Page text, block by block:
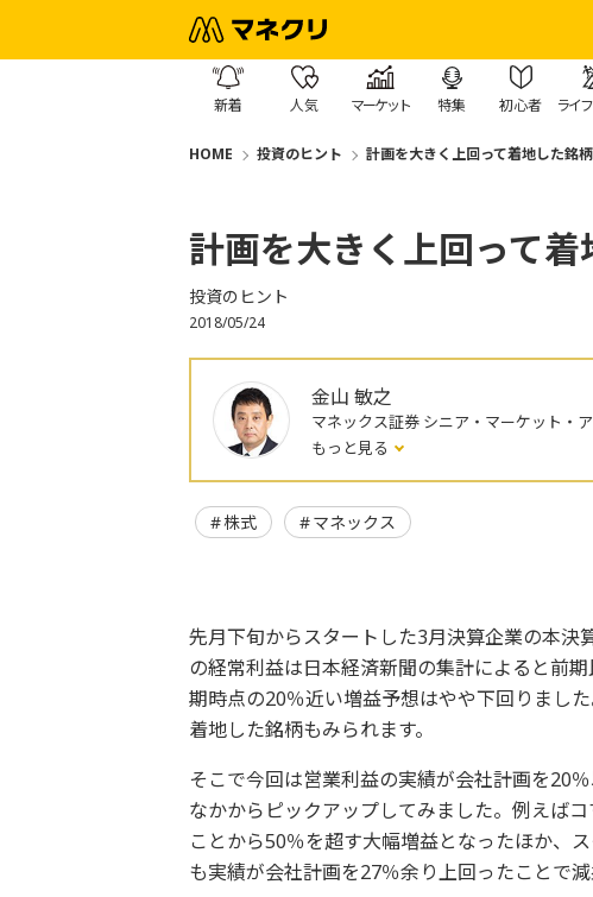
新着 人気 マーケット 特集 初心者 ライ
HOME 投資のヒント 計画を大きく上回って着地した銘
計画を大きく上回って
投資のヒント
2018/05/24
金山 敏之
マネックス証券 シニア・マーケット・
もっと見る
株式 マネックス
先月下旬からスタートした3月決算企業の本
の経常利益は日本経済新聞の集計によると前
期時点の20％近い増益予想はやや下回りまし
着地した銘柄もみられます。
そこで今回は営業利益の実績が会社計画を20
なかからピックアップしてみました。例えばコ
ことから50％を超す大幅増益となったほか、
も実績が会社計画を27％余り上回ったことで